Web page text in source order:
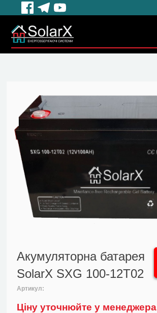
Акумуляторна батарея
SolarX SXG 100-12T02
Артикул:
Ціну уточнюйте у менеджера